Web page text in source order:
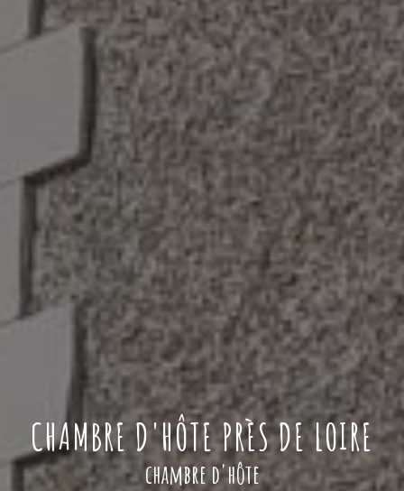
CHAMBRE D'HÔTE PRÈS DE LOIRE
chambre d'hôte